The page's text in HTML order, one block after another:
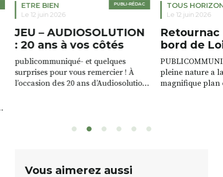
PUBLI-RÉDAC
ETRE BIEN
Le 12 juin 2026
JEU – AUDIOSOLUTION
: 20 ans à vos côtés
publicommuniqué- et quelques
surprises pour vous remercier ! À
l’occasion des 20 ans d’Audiosolution,
sont à gagner, sélectionnés auprès
12h à […]
TOUS
Le 12 juin 2026
Retournac
bord de
pleine nature a
magnifique plan
Vous aimerez aussi